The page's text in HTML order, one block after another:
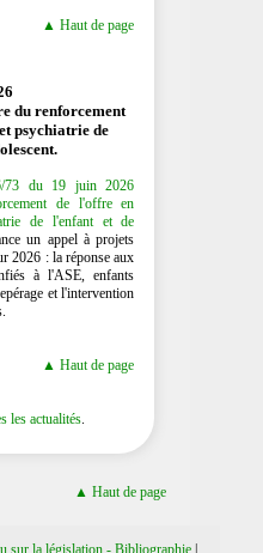
▲ Haut de page
du renforcement
psychiatrie de
73 du 19 juin 2026
de l'offre en
de l'enfant et de
un appel à projets
2026 : la réponse aux
à l'ASE, enfants
et l'intervention
▲ Haut de page
les actualités.
▲ Haut de page